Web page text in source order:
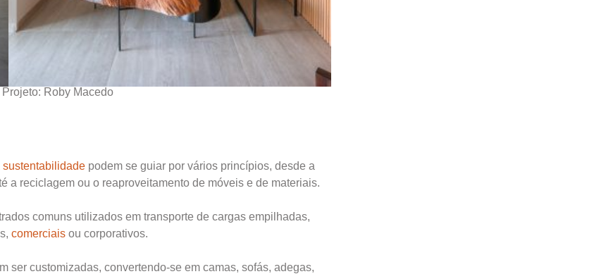
Roby Macedo
sustentabilidade podem se guiar por vários princípios, desde a
a reciclagem ou o reaproveitamento de móveis e de materiais.
comuns utilizados em transporte de cargas empilhadas,
comerciais ou corporativos.
ser customizadas, convertendo-se em camas, sofás, adegas,